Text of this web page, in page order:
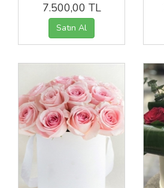
7.500,00 TL